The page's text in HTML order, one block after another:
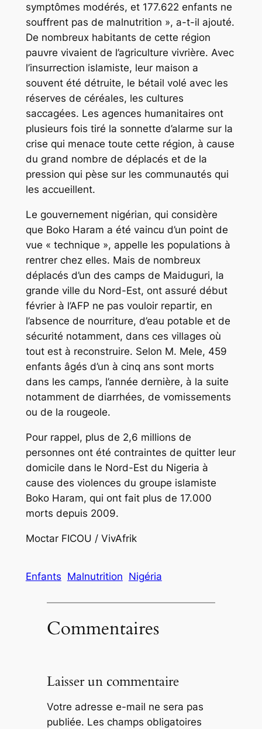
symptômes modérés, et 177.622 enfants ne
souffrent pas de malnutrition », a-t-il ajouté.
De nombreux habitants de cette région
pauvre vivaient de l’agriculture vivrière. Avec
l’insurrection islamiste, leur maison a
souvent été détruite, le bétail volé avec les
réserves de céréales, les cultures
saccagées. Les agences humanitaires ont
plusieurs fois tiré la sonnette d’alarme sur la
crise qui menace toute cette région, à cause
du grand nombre de déplacés et de la
pression qui pèse sur les communautés qui
les accueillent.
Le gouvernement nigérian, qui considère
que Boko Haram a été vaincu d’un point de
vue « technique », appelle les populations à
rentrer chez elles. Mais de nombreux
déplacés d’un des camps de Maiduguri, la
grande ville du Nord-Est, ont assuré début
février à l’AFP ne pas vouloir repartir, en
l’absence de nourriture, d’eau potable et de
sécurité notamment, dans ces villages où
tout est à reconstruire. Selon M. Mele, 459
enfants âgés d’un à cinq ans sont morts
dans les camps, l’année dernière, à la suite
notamment de diarrhées, de vomissements
ou de la rougeole.
Pour rappel, plus de 2,6 millions de
personnes ont été contraintes de quitter leur
domicile dans le Nord-Est du Nigeria à
cause des violences du groupe islamiste
Boko Haram, qui ont fait plus de 17.000
morts depuis 2009.
Moctar FICOU / VivAfrik
Enfants Malnutrition Nigéria
Commentaires
Laisser un commentaire
Votre adresse e-mail ne sera pas
publiée. Les champs obligatoires